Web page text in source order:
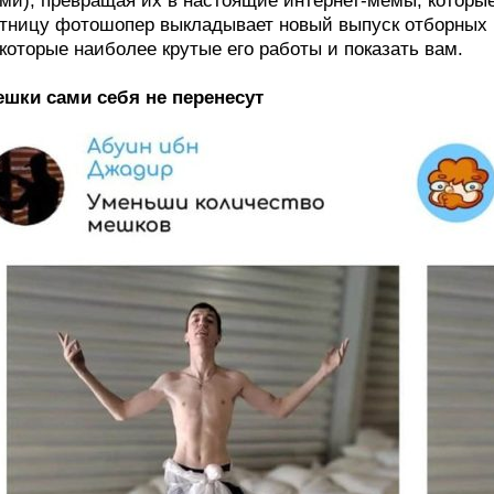
фотошопер выкладывает новый выпуск
наиболее крутые его работы и показать вам.
сами себя не перенесут